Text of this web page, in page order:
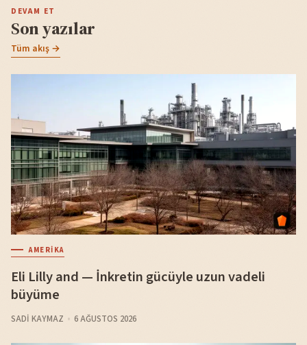
DEVAM ET
Son yazılar
Tüm akış →
AMERIKA
Eli Lilly and — İnkretin gücüyle uzun vadeli
büyüme
SADI KAYMAZ 6 AĞUSTOS 2026